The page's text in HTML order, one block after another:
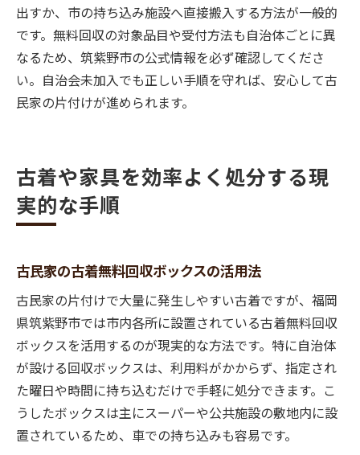
出すか、市の持ち込み施設へ直接搬入する方法が一般的
です。無料回収の対象品目や受付方法も自治体ごとに異
なるため、筑紫野市の公式情報を必ず確認してくださ
い。自治会未加入でも正しい手順を守れば、安心して古
民家の片付けが進められます。
古着や家具を効率よく処分する現
実的な手順
古民家の古着無料回収ボックスの活用法
古民家の片付けで大量に発生しやすい古着ですが、福岡
県筑紫野市では市内各所に設置されている古着無料回収
ボックスを活用するのが現実的な方法です。特に自治体
が設ける回収ボックスは、利用料がかからず、指定され
た曜日や時間に持ち込むだけで手軽に処分できます。こ
うしたボックスは主にスーパーや公共施設の敷地内に設
置されているため、車での持ち込みも容易です。